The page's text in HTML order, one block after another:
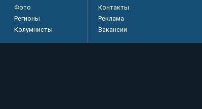
Фото
Регионы
Колумнисты
Контакты
Реклама
Вакансии